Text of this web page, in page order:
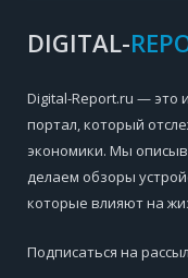
DIGITAL-
Digital-Report.ru — это
портал, который
экономики. Мы
делаем обзоры
которые влияют на
Подписаться на